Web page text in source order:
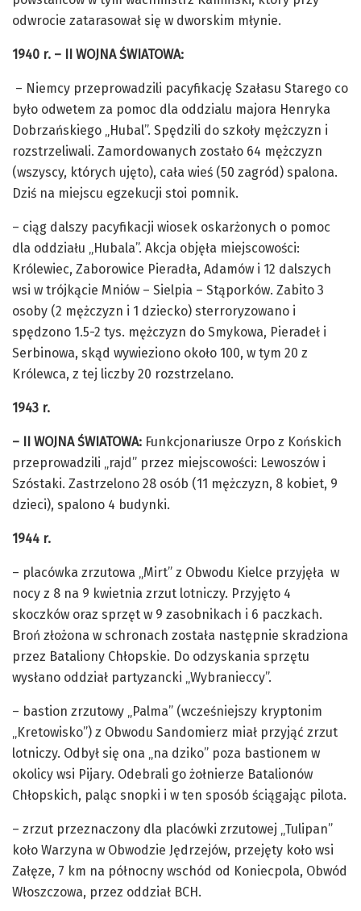
odwrocie zatarasował się w dworskim młynie.
1940 r. – II WOJNA ŚWIATOWA:
– Niemcy przeprowadzili pacyfikację Szałasu Starego co
było odwetem za pomoc dla oddzialu majora Henryka
Dobrzańskiego „Hubal”. Spędzili do szkoły mężczyzn i
rozstrzeliwali. Zamordowanych zostało 64 mężczyzn
(wszyscy, których ujęto), cała wieś (50 zagród) spalona.
Dziś na miejscu egzekucji stoi pomnik.
– ciąg dalszy pacyfikacji wiosek oskarżonych o pomoc
dla oddziału „Hubala”. Akcja objęła miejscowości:
Królewiec, Zaborowice Pieradła, Adamów i 12 dalszych
wsi w trójkącie Mniów – Sielpia – Stąporków. Zabito 3
osoby (2 mężczyzn i 1 dziecko) sterroryzowano i
spędzono 1.5-2 tys. mężczyzn do Smykowa, Pieradeł i
Serbinowa, skąd wywieziono około 100, w tym 20 z
Królewca, z tej liczby 20 rozstrzelano.
1943 r.
– II WOJNA ŚWIATOWA: Funkcjonariusze Orpo z Końskich
przeprowadzili „rajd” przez miejscowości: Lewoszów i
Szóstaki. Zastrzelono 28 osób (11 mężczyzn, 8 kobiet, 9
dzieci), spalono 4 budynki.
1944 r.
– placówka zrzutowa „Mirt” z Obwodu Kielce przyjęła w
nocy z 8 na 9 kwietnia zrzut lotniczy. Przyjęto 4
skoczków oraz sprzęt w 9 zasobnikach i 6 paczkach.
Broń złożona w schronach została następnie skradziona
przez Bataliony Chłopskie. Do odzyskania sprzętu
wysłano oddział partyzancki „Wybranieccy”.
– bastion zrzutowy „Palma” (wcześniejszy kryptonim
„Kretowisko”) z Obwodu Sandomierz miał przyjąć zrzut
lotniczy. Odbył się ona „na dziko” poza bastionem w
okolicy wsi Pijary. Odebrali go żołnierze Batalionów
Chłopskich, paląc snopki i w ten sposób ściągając pilota.
– zrzut przeznaczony dla placówki zrzutowej „Tulipan”
koło Warzyna w Obwodzie Jędrzejów, przejęty koło wsi
Załęze, 7 km na północny wschód od Koniecpola, Obwód
Włoszczowa, przez oddział BCH.